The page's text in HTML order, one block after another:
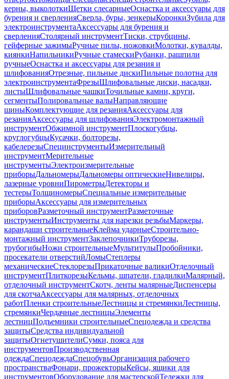
керны, выколоткиЩетки слесарныеОснастка и аксессуары для
бурения и сверленияСверла, буры, зенкерыКоронкиЗубила для
электроинструментаАксессуары для бурения и
сверленияСтолярный инструментТиски, струбцины,
гейферные зажимыРучные пилы, ножовкиМолотки, кувалды,
киянкиНапильникиРучные стамескиРубанки, рашпили
ручныеОснастка и аксессуары для резания и
шлифованияОтрезные, пильные дискиПильные полотна для
электроинструментаФрезыШлифовальные диски, насадки,
листыШлифовальные чашкиТочильные камни, круги,
сегментыПолировальные валыНаправляющие
шиныКомплектующие для резанияАксессуары для
резанияАксессуары для шлифованияЭлектромонтажный
инструментОбжимной инструментПлоскогубцы,
круглогубцыКусачки, болторезы,
кабелерезыСпецинструментыИзмерительный
инструментМерительные
инструментыЭлектроизмерительные
приборыДальномерыДальномеры оптическиеНивелиры,
лазерные уровниПирометрыДетекторы и
тестерыТолщиномерыСпециальные измерительные
приборыАксессуары для измерительных
приборовРазметочный инструментРазметочные
инструментыИнструменты для нарезки резьбыМаркеры,
карандаши строительныеКлейма ударныеСтроительно-
монтажный инструментЗаклепочникиТруборезы,
трубогибыНожи строительныеМультитулыПробойники,
просекатели отверстийЛомыСтеплеры
механическиеСтеклорезыПрикаточные валикиОтделочный
инструментПлиткорезыКельмы, шпатели, гладилкиМалярный,
отделочный инструментСкотч, ленты малярныеДиспенсеры
для скотчаАксессуары для малярных, отделочных
работПленки строительныеЛестницы и стремянкиЛестницы,
стремянкиЧердачные лестницыЭлементы
лестницПодъемники строительныеСпецодежда и средства
защитыСредства индивидуальной
защитыОгнетушителиСумки, пояса для
инструментовПроизводственная
одеждаСпецодеждаСпецобувьОрганизация рабочего
пространстваФонари, прожекторыКейсы, ящики для
инструментовОборудование для мастерскойТележки для